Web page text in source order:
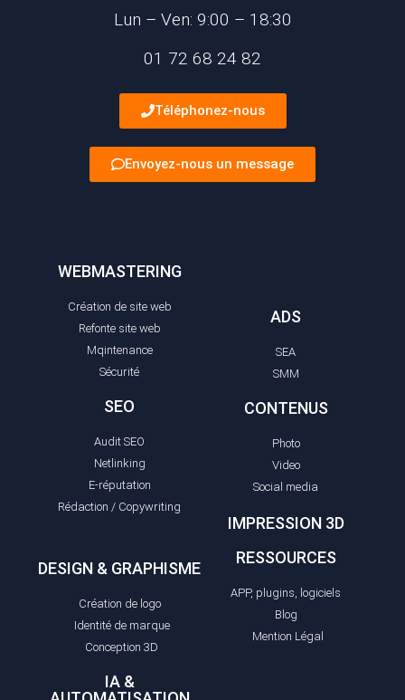
Lun – Ven: 9:00 – 18:30
01 72 68 24 82
Téléphonez-nous
Envoyez-nous un message
WEBMASTERING
Création de site web
Refonte site web
Mqintenance
Sécurité
SEO
Audit SEO
Netlinking
E-réputation
Rédaction / Copywriting
ADS
SEA
SMM
CONTENUS
Photo
Video
Social media
DESIGN & GRAPHISME
Création de logo
Identité de marque
Conception 3D
IA &
IMPRESSION 3D
RESSOURCES
APP, plugins, logiciels
Blog
Mention Légal